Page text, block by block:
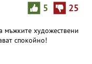
5 25
мъжките художествени
спокойно!